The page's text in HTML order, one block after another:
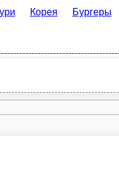
Бургеры Стритфуд